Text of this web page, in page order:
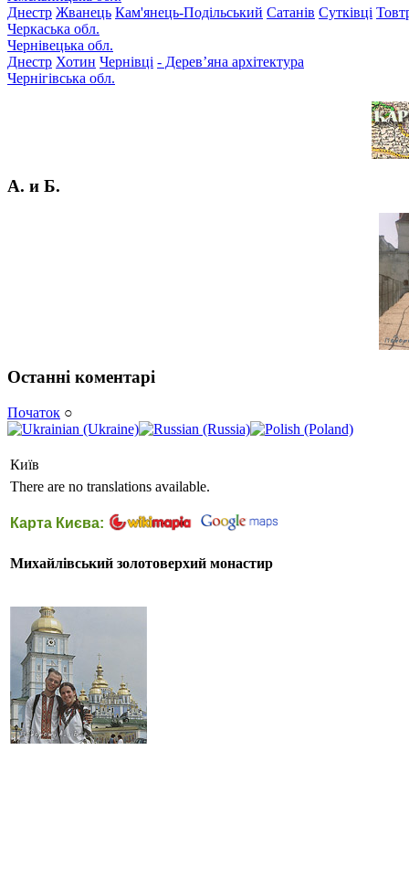
Днестр Жванець Кам'янець-Подільський Сатанів Сутківці
Черкаська обл.
Чернівецька обл.
Днестр Хотин Чернівці - Дерев’яна архітектура
Чернігівська обл.
А. и Б.
Останні коментарі
Початок ○
Київ
There are no translations available.
Карта Києва:
Михайлівський золотоверхий монастир